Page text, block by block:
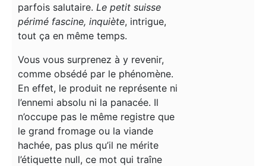
parfois salutaire. Le petit suisse
périmé fascine, inquiète, intrigue,
tout ça en même temps.
Vous vous surprenez à y revenir,
comme obsédé par le phénomène.
En effet, le produit ne représente ni
l’ennemi absolu ni la panacée. Il
n’occupe pas le même registre que
le grand fromage ou la viande
hachée, pas plus qu’il ne mérite
l’étiquette null, ce mot qui traîne